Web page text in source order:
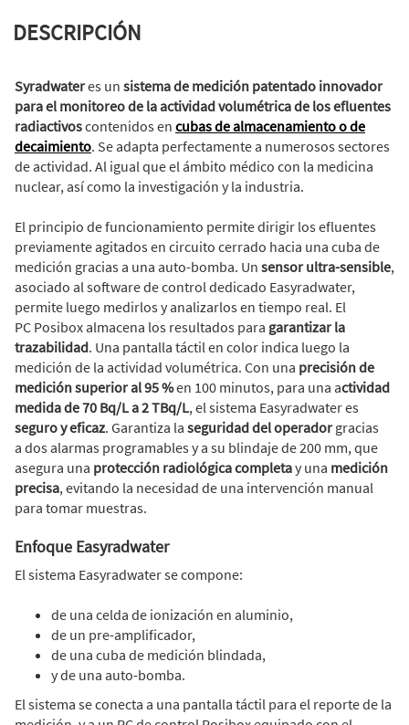
DESCRIPCIÓN
Syradwateres un sistema de medición patentado innovador
para el monitoreo de la actividad volumétrica de los efluentes
radiactivoscontenidos en cubas de almacenamiento o de
decaimiento. Se adapta perfectamente a numerosos sectores
de actividad. Al igual que el ámbito médico con la medicina
nuclear, así como la investigación y la industria.
El principio de funcionamiento permite dirigir los efluentes
previamente agitados en circuito cerrado hacia una cuba de
medición gracias a una auto-bomba. Un sensor ultra-sensible,
asociado al software de control dedicado Easyradwater,
permite luego medirlos y analizarlos en tiempo real. El
PC Posibox almacena los resultados para garantizar la
trazabilidad. Una pantalla táctil en color indica luego la
medición de la actividad volumétrica. Con una precisión de
medición superior al 95 %en 100 minutos, para una actividad
medida de 70 Bq/L a 2 TBq/L, el sistema Easyradwater es
seguro y eficaz. Garantiza la seguridad del operadorgracias
a dos alarmas programables y a su blindaje de 200 mm, que
asegura una protección radiológica completay una medición
precisa, evitando la necesidad de una intervención manual
para tomar muestras.
Enfoque Easyradwater
El sistema Easyradwater se compone:
de una celda de ionización en aluminio,
de un pre-amplificador,
de una cuba de medición blindada,
y de una auto-bomba.
El sistema se conecta a una pantalla táctil para el reporte de la